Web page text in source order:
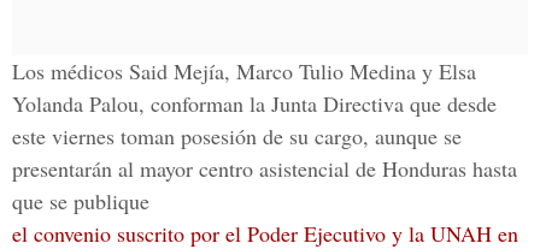
Los médicos Said Mejía, Marco Tulio Medina y Elsa
Yolanda Palou, conforman la Junta Directiva que desde
este viernes toman posesión de su cargo, aunque se
presentarán al mayor centro asistencial de Honduras hasta
que se publique
el convenio suscrito por el Poder Ejecutivo y la UNAH en